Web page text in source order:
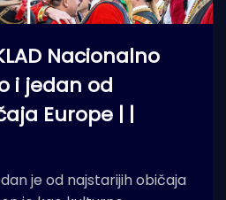
Nacionalno
i jedan od
Europe | |
je od najstarijih običaja